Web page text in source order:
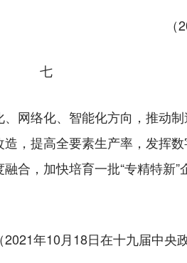
七
络化、智能化方向，推动制
，提高全要素生产率，发挥
合，加快培育一批“专精特新”
（2021年10月18日在十九届中央